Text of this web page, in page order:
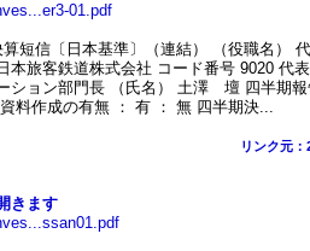
01.pdf
短信〔日本基準〕（連結） （役職名）
本旅客鉄道株式会社 コード番号 9020 代
ション部門長 （氏名） 土澤 壇 四半期
料作成の有無 ： 有 ： 無 四半期決...
リンク元
きます